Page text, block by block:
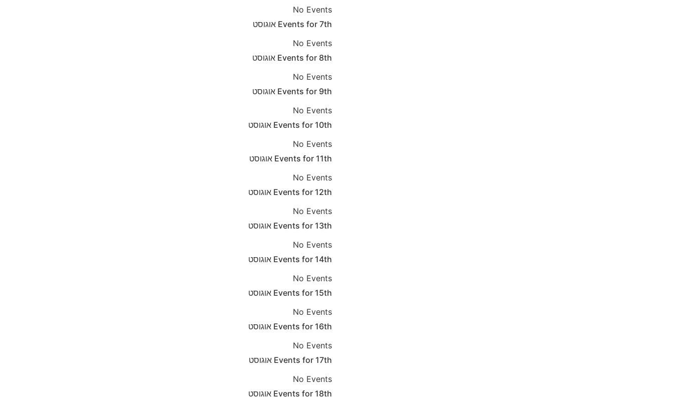
No Events
Events for 7th
אוגוסט
No Events
Events for 8th
אוגוסט
No Events
Events for 9th
אוגוסט
No Events
Events for 10th
אוגוסט
No Events
Events for 11th
אוגוסט
No Events
Events for 12th
אוגוסט
No Events
Events for 13th
אוגוסט
No Events
Events for 14th
אוגוסט
No Events
Events for 15th
אוגוסט
No Events
Events for 16th
אוגוסט
No Events
Events for 17th
אוגוסט
No Events
Events for 18th
אוגוסט